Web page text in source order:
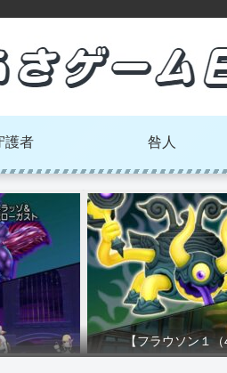
護者 咎人
【フラウソン１